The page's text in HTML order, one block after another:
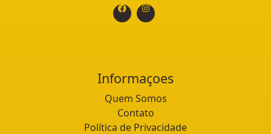
Informaçoes
Quem Somos
Contato
Política de Privacidade